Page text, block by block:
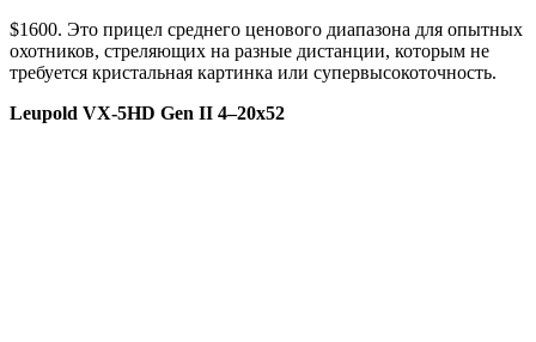
$1600. Это прицел среднего ценового диапазона для опытных
охотников, стреляющих на разные дистанции, которым не
требуется кристальная картинка или супервысокоточность.
Leupold VX-5HD Gen II 4–20х52